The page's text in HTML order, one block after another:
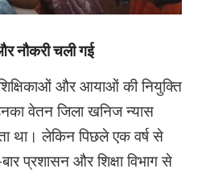
नौकरी चली गई
और आयाओं की नियुक्ति
वेतन जिला खनिज न्यास
था। लेकिन पिछले एक वर्ष से
प्रशासन और शिक्षा विभाग से